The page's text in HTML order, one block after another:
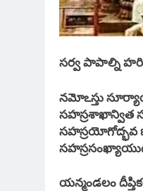
సర్వ పాపాల్ని
నమోఽస్తు
సహస్రశాఖాన్విత
సహస్రయోగోద్భవ
యన్మండలం